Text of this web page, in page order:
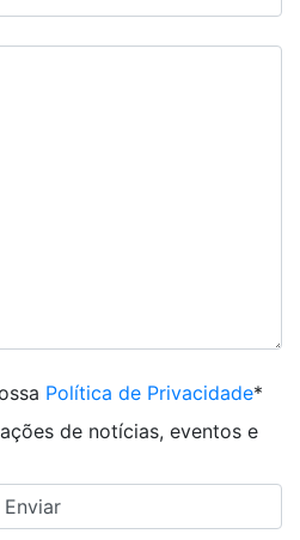
Política de Privacidade*
de notícias, eventos e